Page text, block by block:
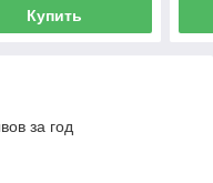
Купить
за год